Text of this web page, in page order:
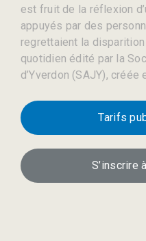
est fruit de la réflexion
appuyés par des
regrettaient la
quotidien édité par la
d’Yverdon (SAJY), créée
Tarifs
S’inscrire